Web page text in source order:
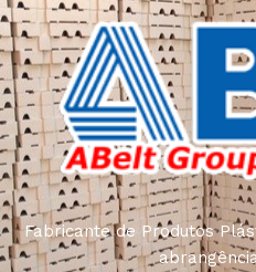
Fabricante de Produtos